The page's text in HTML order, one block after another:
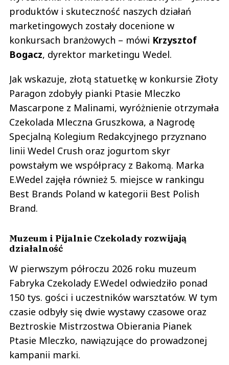
produktów i skuteczność naszych działań
marketingowych zostały docenione w
konkursach branżowych – mówi Krzysztof
Bogacz, dyrektor marketingu Wedel.
Jak wskazuje, złotą statuetkę w konkursie Złoty
Paragon zdobyły pianki Ptasie Mleczko
Mascarpone z Malinami, wyróżnienie otrzymała
Czekolada Mleczna Gruszkowa, a Nagrodę
Specjalną Kolegium Redakcyjnego przyznano
linii Wedel Crush oraz jogurtom skyr
powstałym we współpracy z Bakomą. Marka
E.Wedel zajęła również 5. miejsce w rankingu
Best Brands Poland w kategorii Best Polish
Brand.
Muzeum i Pijalnie Czekolady rozwijają
działalność
W pierwszym półroczu 2026 roku muzeum
Fabryka Czekolady E.Wedel odwiedziło ponad
150 tys. gości i uczestników warsztatów. W tym
czasie odbyły się dwie wystawy czasowe oraz
Beztroskie Mistrzostwa Obierania Pianek
Ptasie Mleczko, nawiązujące do prowadzonej
kampanii marki.